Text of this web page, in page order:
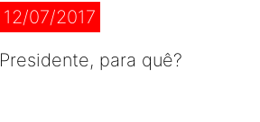
12/07/2017
Presidente, para quê?